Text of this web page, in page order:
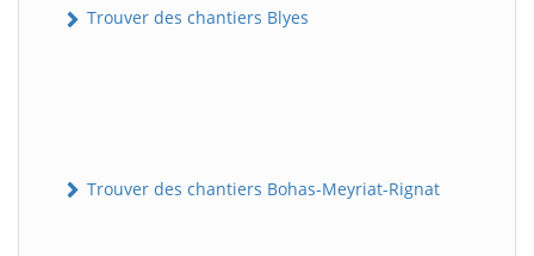
Trouver des chantiers Blyes
Trouver des chantiers Bohas-Meyriat-Rignat